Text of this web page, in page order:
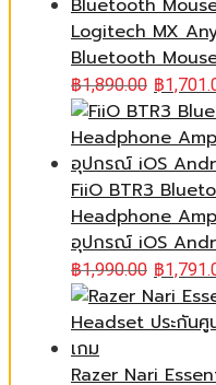
Logitech MX
Bluetooth
฿1,890.00 ฿
FiiO BTR3
Headphone
อุปกรณ์ iOS
฿1,990.00 ฿
Razer Nari